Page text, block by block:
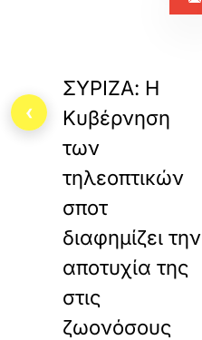
ΣΥΡΙΖΑ: Η
Κυβέρνηση
των
τηλεοπτικών
σποτ
διαφημίζει την
αποτυχία της
στις
ζωονόσους
‹